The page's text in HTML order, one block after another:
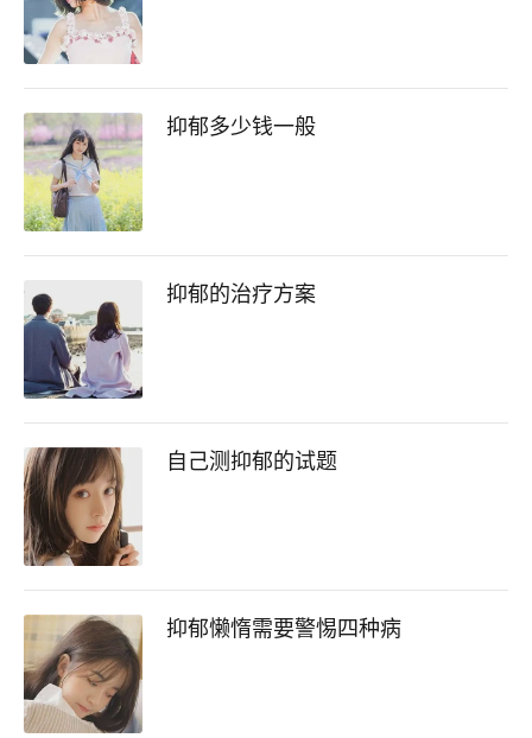
抑郁多少钱一般
抑郁的治疗方案
自己测抑郁的试题
抑郁懒惰需要警惕四种病